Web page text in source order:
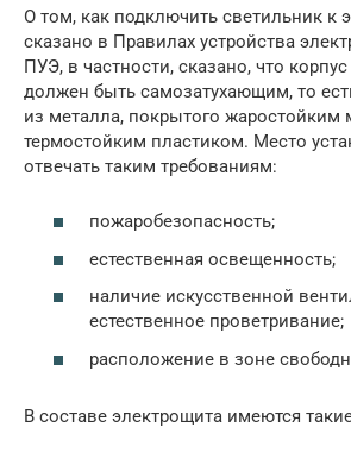
О том, как подключить светильник к
сказано в Правилах устройства
ПУЭ, в частности, сказано, что корпус
должен быть самозатухающим, то
из металла, покрытого жаростойким
термостойким пластиком. Место
отвечать таким требованиям:
пожаробезопасность;
естественная освещенность;
наличие искусственной
естественное проветривание;
расположение в зоне
В составе электрощита имеются